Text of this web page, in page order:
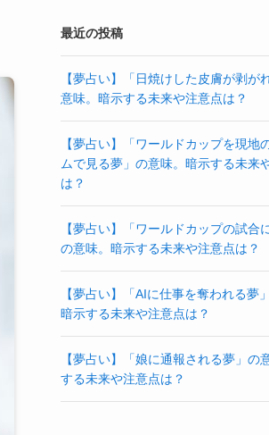
最近の投稿
【夢占い】「日焼けした皮膚が剥が
意味。暗示する未来や注意点は？
【夢占い】「ワールドカップを現地
ムで見る夢」の意味。暗示する未来
は？
【夢占い】「ワールドカップの試合
の意味。暗示する未来や注意点は？
【夢占い】「AIに仕事を奪われる夢
暗示する未来や注意点は？
【夢占い】「娘に通報される夢」の
する未来や注意点は？